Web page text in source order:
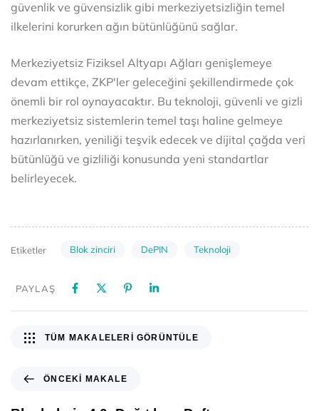
güvenlik ve güvensizlik gibi merkeziyetsizliğin temel
ilkelerini korurken ağın bütünlüğünü sağlar.
Merkeziyetsiz Fiziksel Altyapı Ağları genişlemeye
devam ettikçe, ZKP'ler geleceğini şekillendirmede çok
önemli bir rol oynayacaktır. Bu teknoloji, güvenli ve gizli
merkeziyetsiz sistemlerin temel taşı haline gelmeye
hazırlanırken, yeniliği teşvik edecek ve dijital çağda veri
bütünlüğü ve gizliliği konusunda yeni standartlar
belirleyecek.
Etiketler Blok zinciri DePIN Teknoloji
PAYLAŞ
ÖNCEKI MAKALE
TÜM MAKALELERI GÖRÜNTÜLE